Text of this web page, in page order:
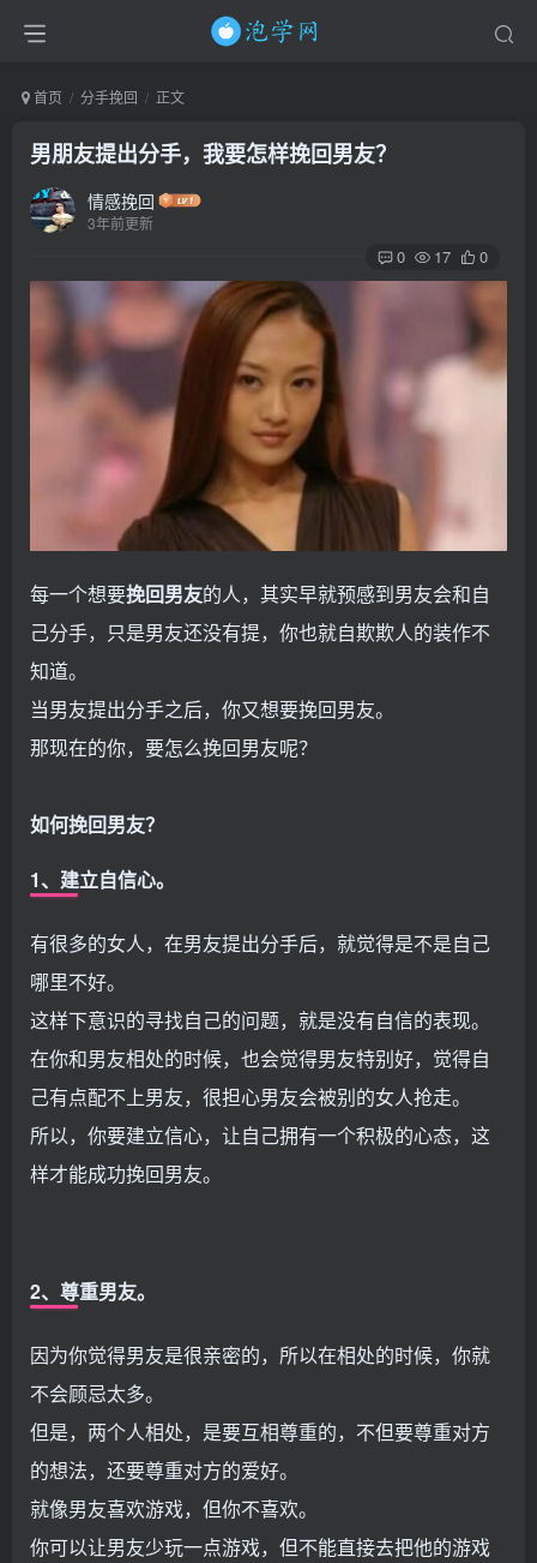
首页 分手挽回 正文
男朋友提出分手，我要怎样挽回男友？
情感挽回
3年前更新
0 17 0
每一个想要挽回男友的人，其实早就预感到男友会和自
己分手，只是男友还没有提，你也就自欺欺人的装作不
知道。
当男友提出分手之后，你又想要挽回男友。
那现在的你，要怎么挽回男友呢？
如何挽回男友？
1、建立自信心。
有很多的女人，在男友提出分手后，就觉得是不是自己
哪里不好。
这样下意识的寻找自己的问题，就是没有自信的表现。
在你和男友相处的时候，也会觉得男友特别好，觉得自
己有点配不上男友，很担心男友会被别的女人抢走。
所以，你要建立信心，让自己拥有一个积极的心态，这
样才能成功挽回男友。
2、尊重男友。
因为你觉得男友是很亲密的，所以在相处的时候，你就
不会顾忌太多。
但是，两个人相处，是要互相尊重的，不但要尊重对方
的想法，还要尊重对方的爱好。
就像男友喜欢游戏，但你不喜欢。
你可以让男友少玩一点游戏，但不能直接去把他的游戏